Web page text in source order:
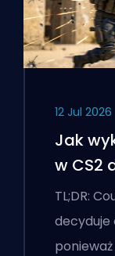
12 Jul 2026
Jak
w CS2
TL;DR:
decyduje